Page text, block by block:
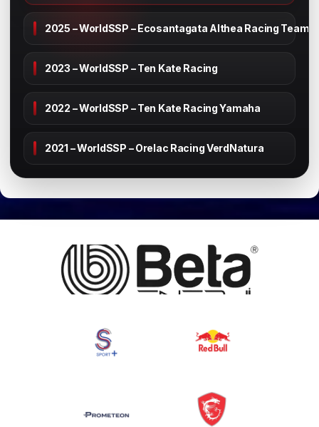
2025 – WorldSSP – Ecosantagata Althea Racing Team
2023 – WorldSSP – Ten Kate Racing
2022 – WorldSSP – Ten Kate Racing Yamaha
2021 – WorldSSP – Orelac Racing VerdNatura